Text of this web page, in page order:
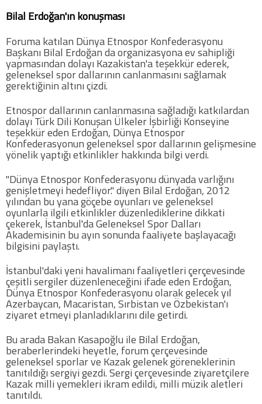
Bilal Erdoğan'ın konuşması
Foruma katılan Dünya Etnospor Konfederasyonu
Başkanı Bilal Erdoğan da organizasyona ev sahipliği
yapmasından dolayı Kazakistan'a teşekkür ederek,
geleneksel spor dallarının canlanmasını sağlamak
gerektiğinin altını çizdi.
Etnospor dallarının canlanmasına sağladığı katkılardan
dolayı Türk Dili Konuşan Ülkeler İşbirliği Konseyine
teşekkür eden Erdoğan, Dünya Etnospor
Konfederasyonun geleneksel spor dallarının gelişmesine
yönelik yaptığı etkinlikler hakkında bilgi verdi.
"Dünya Etnospor Konfederasyonu dünyada varlığını
genişletmeyi hedefliyor." diyen Bilal Erdoğan, 2012
yılından bu yana göçebe oyunları ve geleneksel
oyunlarla ilgili etkinlikler düzenlediklerine dikkati
çekerek, İstanbul'da Geleneksel Spor Dalları
Akademisinin bu ayın sonunda faaliyete başlayacağı
bilgisini paylaştı.
İstanbul'daki yeni havalimanı faaliyetleri çerçevesinde
çeşitli sergiler düzenleneceğini ifade eden Erdoğan,
Dünya Etnospor Konfederasyonu olarak gelecek yıl
Azerbaycan, Macaristan, Sırbistan ve Özbekistan'ı
ziyaret etmeyi planladıklarını dile getirdi.
Bu arada Bakan Kasapoğlu ile Bilal Erdoğan,
beraberlerindeki heyetle, forum çerçevesinde
geleneksel sporlar ve Kazak gelenek göreneklerinin
tanıtıldığı sergiyi gezdi. Sergi çerçevesinde ziyaretçilere
Kazak milli yemekleri ikram edildi, milli müzik aletleri
tanıtıldı.